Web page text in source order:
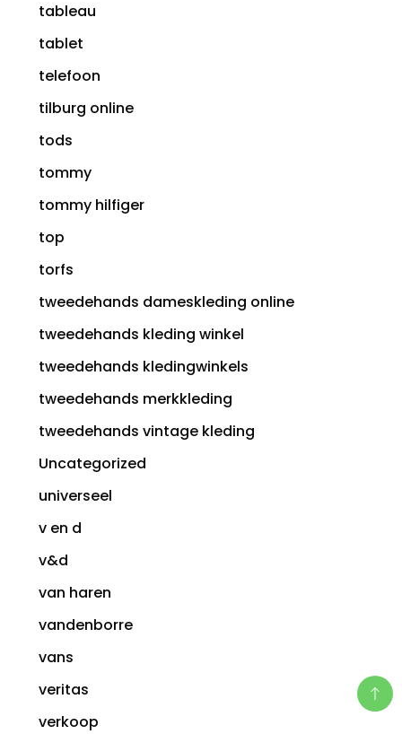
tableau
tablet
telefoon
tilburg online
tods
tommy
tommy hilfiger
top
torfs
tweedehands dameskleding online
tweedehands kleding winkel
tweedehands kledingwinkels
tweedehands merkkleding
tweedehands vintage kleding
Uncategorized
universeel
v en d
v&d
van haren
vandenborre
vans
veritas
verkoop